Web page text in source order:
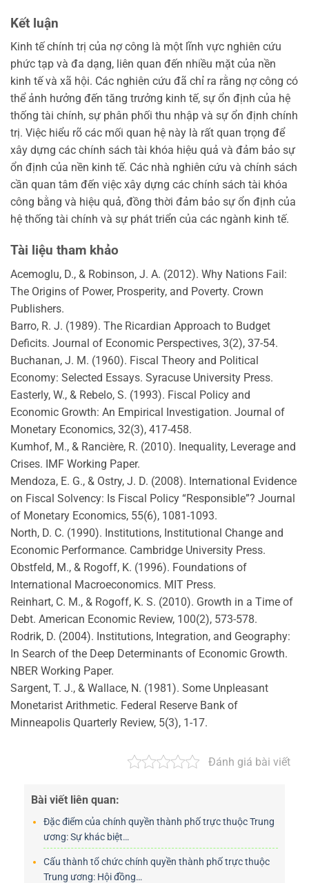
Kết luận
Kinh tế chính trị của nợ công là một lĩnh vực nghiên cứu
phức tạp và đa dạng, liên quan đến nhiều mặt của nền
kinh tế và xã hội. Các nghiên cứu đã chỉ ra rằng nợ công có
thể ảnh hưởng đến tăng trưởng kinh tế, sự ổn định của hệ
thống tài chính, sự phân phối thu nhập và sự ổn định chính
trị. Việc hiểu rõ các mối quan hệ này là rất quan trọng để
xây dựng các chính sách tài khóa hiệu quả và đảm bảo sự
ổn định của nền kinh tế. Các nhà nghiên cứu và chính sách
cần quan tâm đến việc xây dựng các chính sách tài khóa
công bằng và hiệu quả, đồng thời đảm bảo sự ổn định của
hệ thống tài chính và sự phát triển của các ngành kinh tế.
Tài liệu tham khảo
Acemoglu, D., & Robinson, J. A. (2012). Why Nations Fail:
The Origins of Power, Prosperity, and Poverty. Crown
Publishers.
Barro, R. J. (1989). The Ricardian Approach to Budget
Deficits. Journal of Economic Perspectives, 3(2), 37-54.
Buchanan, J. M. (1960). Fiscal Theory and Political
Economy: Selected Essays. Syracuse University Press.
Easterly, W., & Rebelo, S. (1993). Fiscal Policy and
Economic Growth: An Empirical Investigation. Journal of
Monetary Economics, 32(3), 417-458.
Kumhof, M., & Rancière, R. (2010). Inequality, Leverage and
Crises. IMF Working Paper.
Mendoza, E. G., & Ostry, J. D. (2008). International Evidence
on Fiscal Solvency: Is Fiscal Policy “Responsible”? Journal
of Monetary Economics, 55(6), 1081-1093.
North, D. C. (1990). Institutions, Institutional Change and
Economic Performance. Cambridge University Press.
Obstfeld, M., & Rogoff, K. (1996). Foundations of
International Macroeconomics. MIT Press.
Reinhart, C. M., & Rogoff, K. S. (2010). Growth in a Time of
Debt. American Economic Review, 100(2), 573-578.
Rodrik, D. (2004). Institutions, Integration, and Geography:
In Search of the Deep Determinants of Economic Growth.
NBER Working Paper.
Sargent, T. J., & Wallace, N. (1981). Some Unpleasant
Monetarist Arithmetic. Federal Reserve Bank of
Minneapolis Quarterly Review, 5(3), 1-17.
Đánh giá bài viết
Bài viết liên quan:
Đặc điểm của chính quyền thành phố trực thuộc Trung
ương: Sự khác biệt…
Cấu thành tổ chức chính quyền thành phố trực thuộc
Trung ương: Hội đồng…